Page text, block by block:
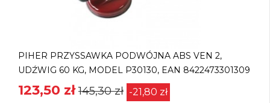
PIHER PRZYSSAWKA PODWÓJNA ABS VEN 2,
UDŹWIG 60 KG, MODEL P30130, EAN 8422473301309
123,50 zł 145,30 zł -21,80 zł